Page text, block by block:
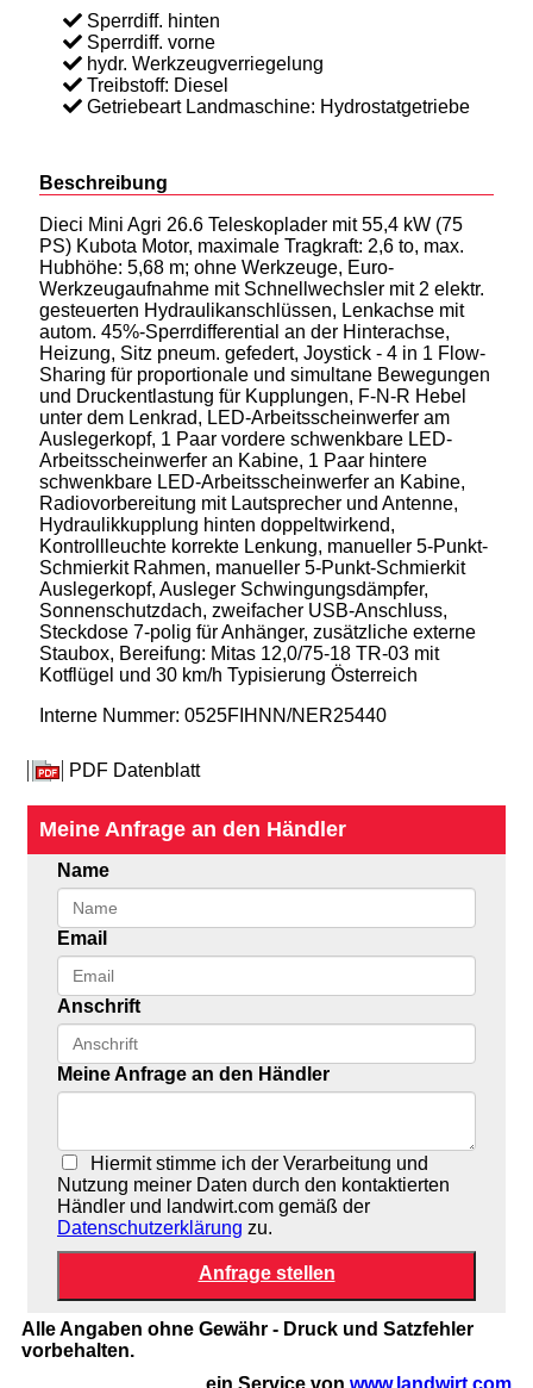
Sperrdiff. hinten
Sperrdiff. vorne
hydr. Werkzeugverriegelung
Treibstoff: Diesel
Getriebeart Landmaschine: Hydrostatgetriebe
Beschreibung
Dieci Mini Agri 26.6 Teleskoplader mit 55,4 kW (75
PS) Kubota Motor, maximale Tragkraft: 2,6 to, max.
Hubhöhe: 5,68 m; ohne Werkzeuge, Euro-
Werkzeugaufnahme mit Schnellwechsler mit 2 elektr.
gesteuerten Hydraulikanschlüssen, Lenkachse mit
autom. 45%-Sperrdifferential an der Hinterachse,
Heizung, Sitz pneum. gefedert, Joystick - 4 in 1 Flow-
Sharing für proportionale und simultane Bewegungen
und Druckentlastung für Kupplungen, F-N-R Hebel
unter dem Lenkrad, LED-Arbeitsscheinwerfer am
Auslegerkopf, 1 Paar vordere schwenkbare LED-
Arbeitsscheinwerfer an Kabine, 1 Paar hintere
schwenkbare LED-Arbeitsscheinwerfer an Kabine,
Radiovorbereitung mit Lautsprecher und Antenne,
Hydraulikkupplung hinten doppeltwirkend,
Kontrollleuchte korrekte Lenkung, manueller 5-Punkt-
Schmierkit Rahmen, manueller 5-Punkt-Schmierkit
Auslegerkopf, Ausleger Schwingungsdämpfer,
Sonnenschutzdach, zweifacher USB-Anschluss,
Steckdose 7-polig für Anhänger, zusätzliche externe
Staubox, Bereifung: Mitas 12,0/75-18 TR-03 mit
Kotflügel und 30 km/h Typisierung Österreich
Interne Nummer: 0525FIHNN/NER25440
PDF Datenblatt
Meine Anfrage an den Händler
Name
Email
Anschrift
Meine Anfrage an den Händler
Hiermit stimme ich der Verarbeitung und
Nutzung meiner Daten durch den kontaktierten
Händler und landwirt.com gemäß der
Datenschutzerklärung zu.
Alle Angaben ohne Gewähr - Druck und Satzfehler
vorbehalten.